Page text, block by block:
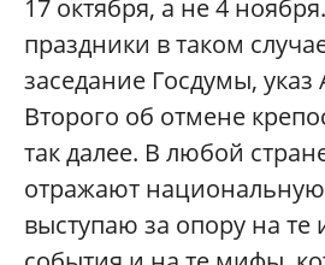
17 октября, а не 4
праздники в таком
заседание Госдумы, указ
Второго об отмене
так далее. В любой
отражают
выступаю за опору на те